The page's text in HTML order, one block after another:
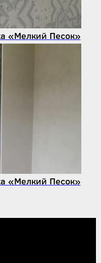
«Мелкий Песок»
«Мелкий Песок»